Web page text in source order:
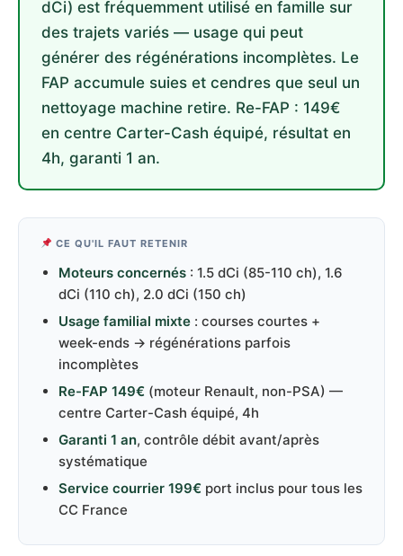
dCi) est fréquemment utilisé en famille sur
des trajets variés — usage qui peut
générer des régénérations incomplètes. Le
FAP accumule suies et cendres que seul un
nettoyage machine retire. Re-FAP : 149€
en centre Carter-Cash équipé, résultat en
4h, garanti 1 an.
CE QU'IL FAUT RETENIR
Moteurs concernés : 1.5 dCi (85-110 ch), 1.6
dCi (110 ch), 2.0 dCi (150 ch)
Usage familial mixte : courses courtes +
week-ends → régénérations parfois
incomplètes
Re-FAP 149€ (moteur Renault, non-PSA) —
centre Carter-Cash équipé, 4h
Garanti 1 an, contrôle débit avant/après
systématique
Service courrier 199€ port inclus pour tous les
CC France